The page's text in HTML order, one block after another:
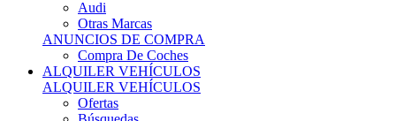
Audi
Otras Marcas
ANUNCIOS DE COMPRA
Compra De Coches
ALQUILER VEHÍCULOS
ALQUILER VEHÍCULOS
Ofertas